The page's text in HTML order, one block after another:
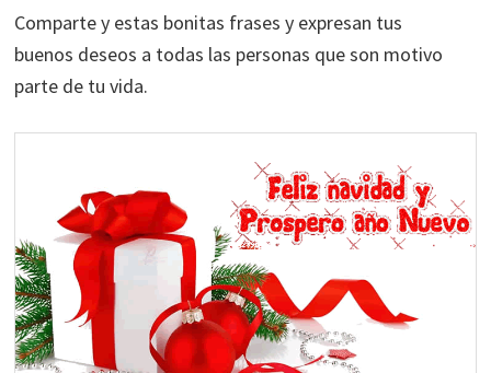
Comparte y estas bonitas frases y expresan tus
buenos deseos a todas las personas que son motivo
parte de tu vida.